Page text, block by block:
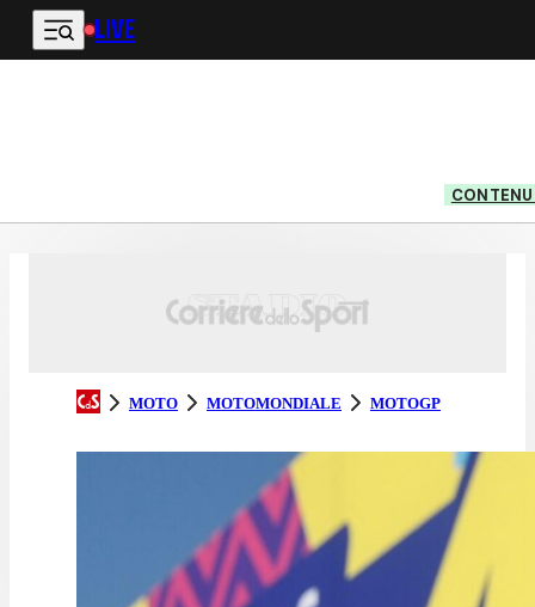
Vai al contenuto principale
LIVE
MOTO MOTOMONDIALE MOTOGP